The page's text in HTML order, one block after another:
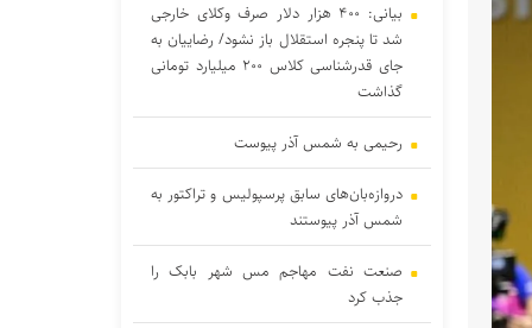
بیانی: ۴۰۰ هزار دلار صرف وکلای خارجی
شد تا پنجره استقلال باز نشود/ رضاییان به
جای قدرشناسی کلاس ۲۰۰ میلیارد تومانی
گذاشت
رحیمی به شمس آذر پیوست
دروازه‌بان‌های سابق پرسپولیس و تراکتور به
شمس آذر پیوستند
صنعت نفت مهاجم مس شهر بابک را
جذب کرد